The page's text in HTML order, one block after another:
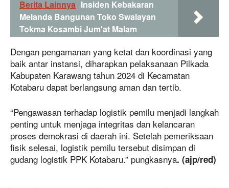
Berita Lainnya Insiden Kebakaran
Melanda Bangunan Toko Swalayan
Tokma Kosambi Jum'at Malam
Dengan pengamanan yang ketat dan koordinasi yang
baik antar instansi, diharapkan pelaksanaan Pilkada
Kabupaten Karawang tahun 2024 di Kecamatan
Kotabaru dapat berlangsung aman dan tertib.
“Pengawasan terhadap logistik pemilu menjadi langkah
penting untuk menjaga integritas dan kelancaran
proses demokrasi di daerah ini. Setelah pemeriksaan
fisik selesai, logistik pemilu tersebut disimpan di
gudang logistik PPK Kotabaru.” pungkasnya. (ajp/red)